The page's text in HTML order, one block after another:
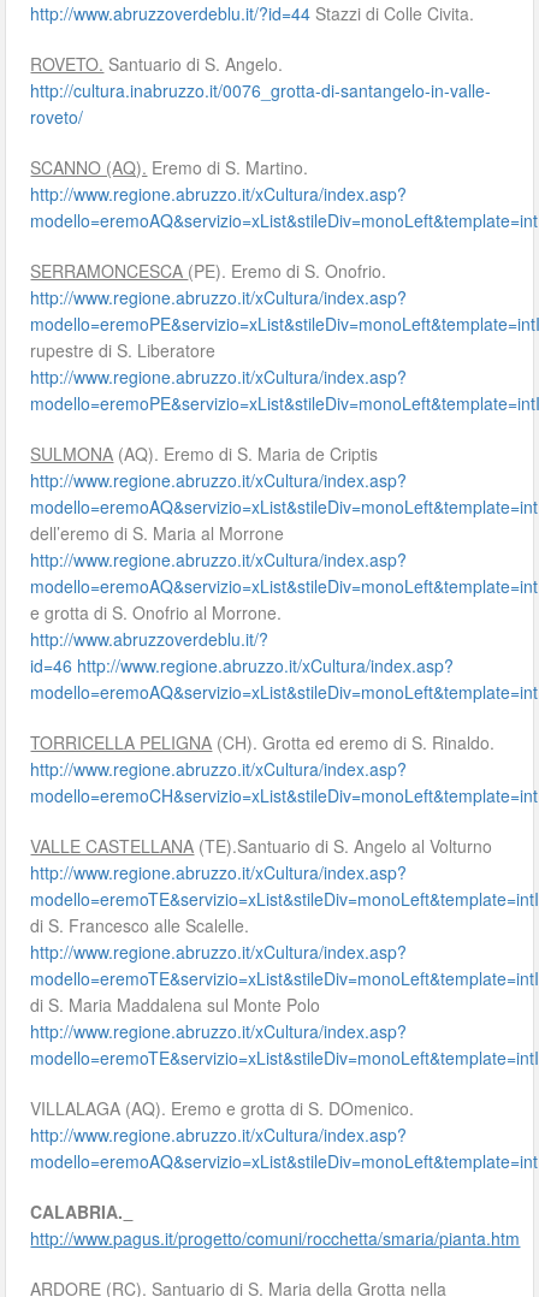
http://www.abruzzoverdeblu.it/?id=44 Stazzi di Colle Civita.
ROVETO. Santuario di S. Angelo.
http://cultura.inabruzzo.it/0076_grotta-di-santangelo-in-valle-
roveto/
SCANNO (AQ). Eremo di S. Martino.
http://www.regione.abruzzo.it/xCultura/index.asp?
SERRAMONCESCA (PE). Eremo di S. Onofrio.
http://www.regione.abruzzo.it/xCultura/index.asp?
rupestre di S. Liberatore
http://www.regione.abruzzo.it/xCultura/index.asp?
SULMONA (AQ). Eremo di S. Maria de Criptis
http://www.regione.abruzzo.it/xCultura/index.asp?
dell’eremo di S. Maria al Morrone
http://www.regione.abruzzo.it/xCultura/index.asp?
e grotta di S. Onofrio al Morrone.
http://www.abruzzoverdeblu.it/?
id=46 http://www.regione.abruzzo.it/xCultura/index.asp?
TORRICELLA PELIGNA (CH). Grotta ed eremo di S. Rinaldo.
http://www.regione.abruzzo.it/xCultura/index.asp?
VALLE CASTELLANA (TE).Santuario di S. Angelo al Volturno
http://www.regione.abruzzo.it/xCultura/index.asp?
di S. Francesco alle Scalelle.
http://www.regione.abruzzo.it/xCultura/index.asp?
di S. Maria Maddalena sul Monte Polo
http://www.regione.abruzzo.it/xCultura/index.asp?
VILLALAGA (AQ). Eremo e grotta di S. DOmenico.
http://www.regione.abruzzo.it/xCultura/index.asp?
CALABRIA.
http://www.pagus.it/progetto/comuni/rocchetta/smaria/pianta.htm
ARDORE (RC). Santuario di S. Maria della Grotta nella